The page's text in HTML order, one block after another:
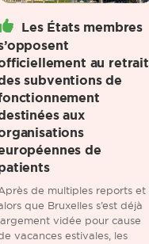
Les États membres
au retrait
subventions de
aux
de
de multiples reports et
que Bruxelles s’est déjà
vidée pour cause
vacances estivales, les